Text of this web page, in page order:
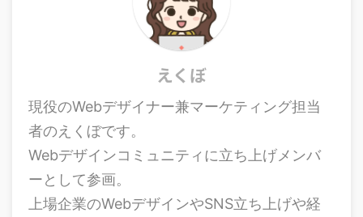
えくぼ
現役のWebデザイナー兼マーケティング担当
者のえくぼです。
Webデザインコミュニティに立ち上げメンバ
ーとして参画。
上場企業のWebデザインやSNS立ち上げや経